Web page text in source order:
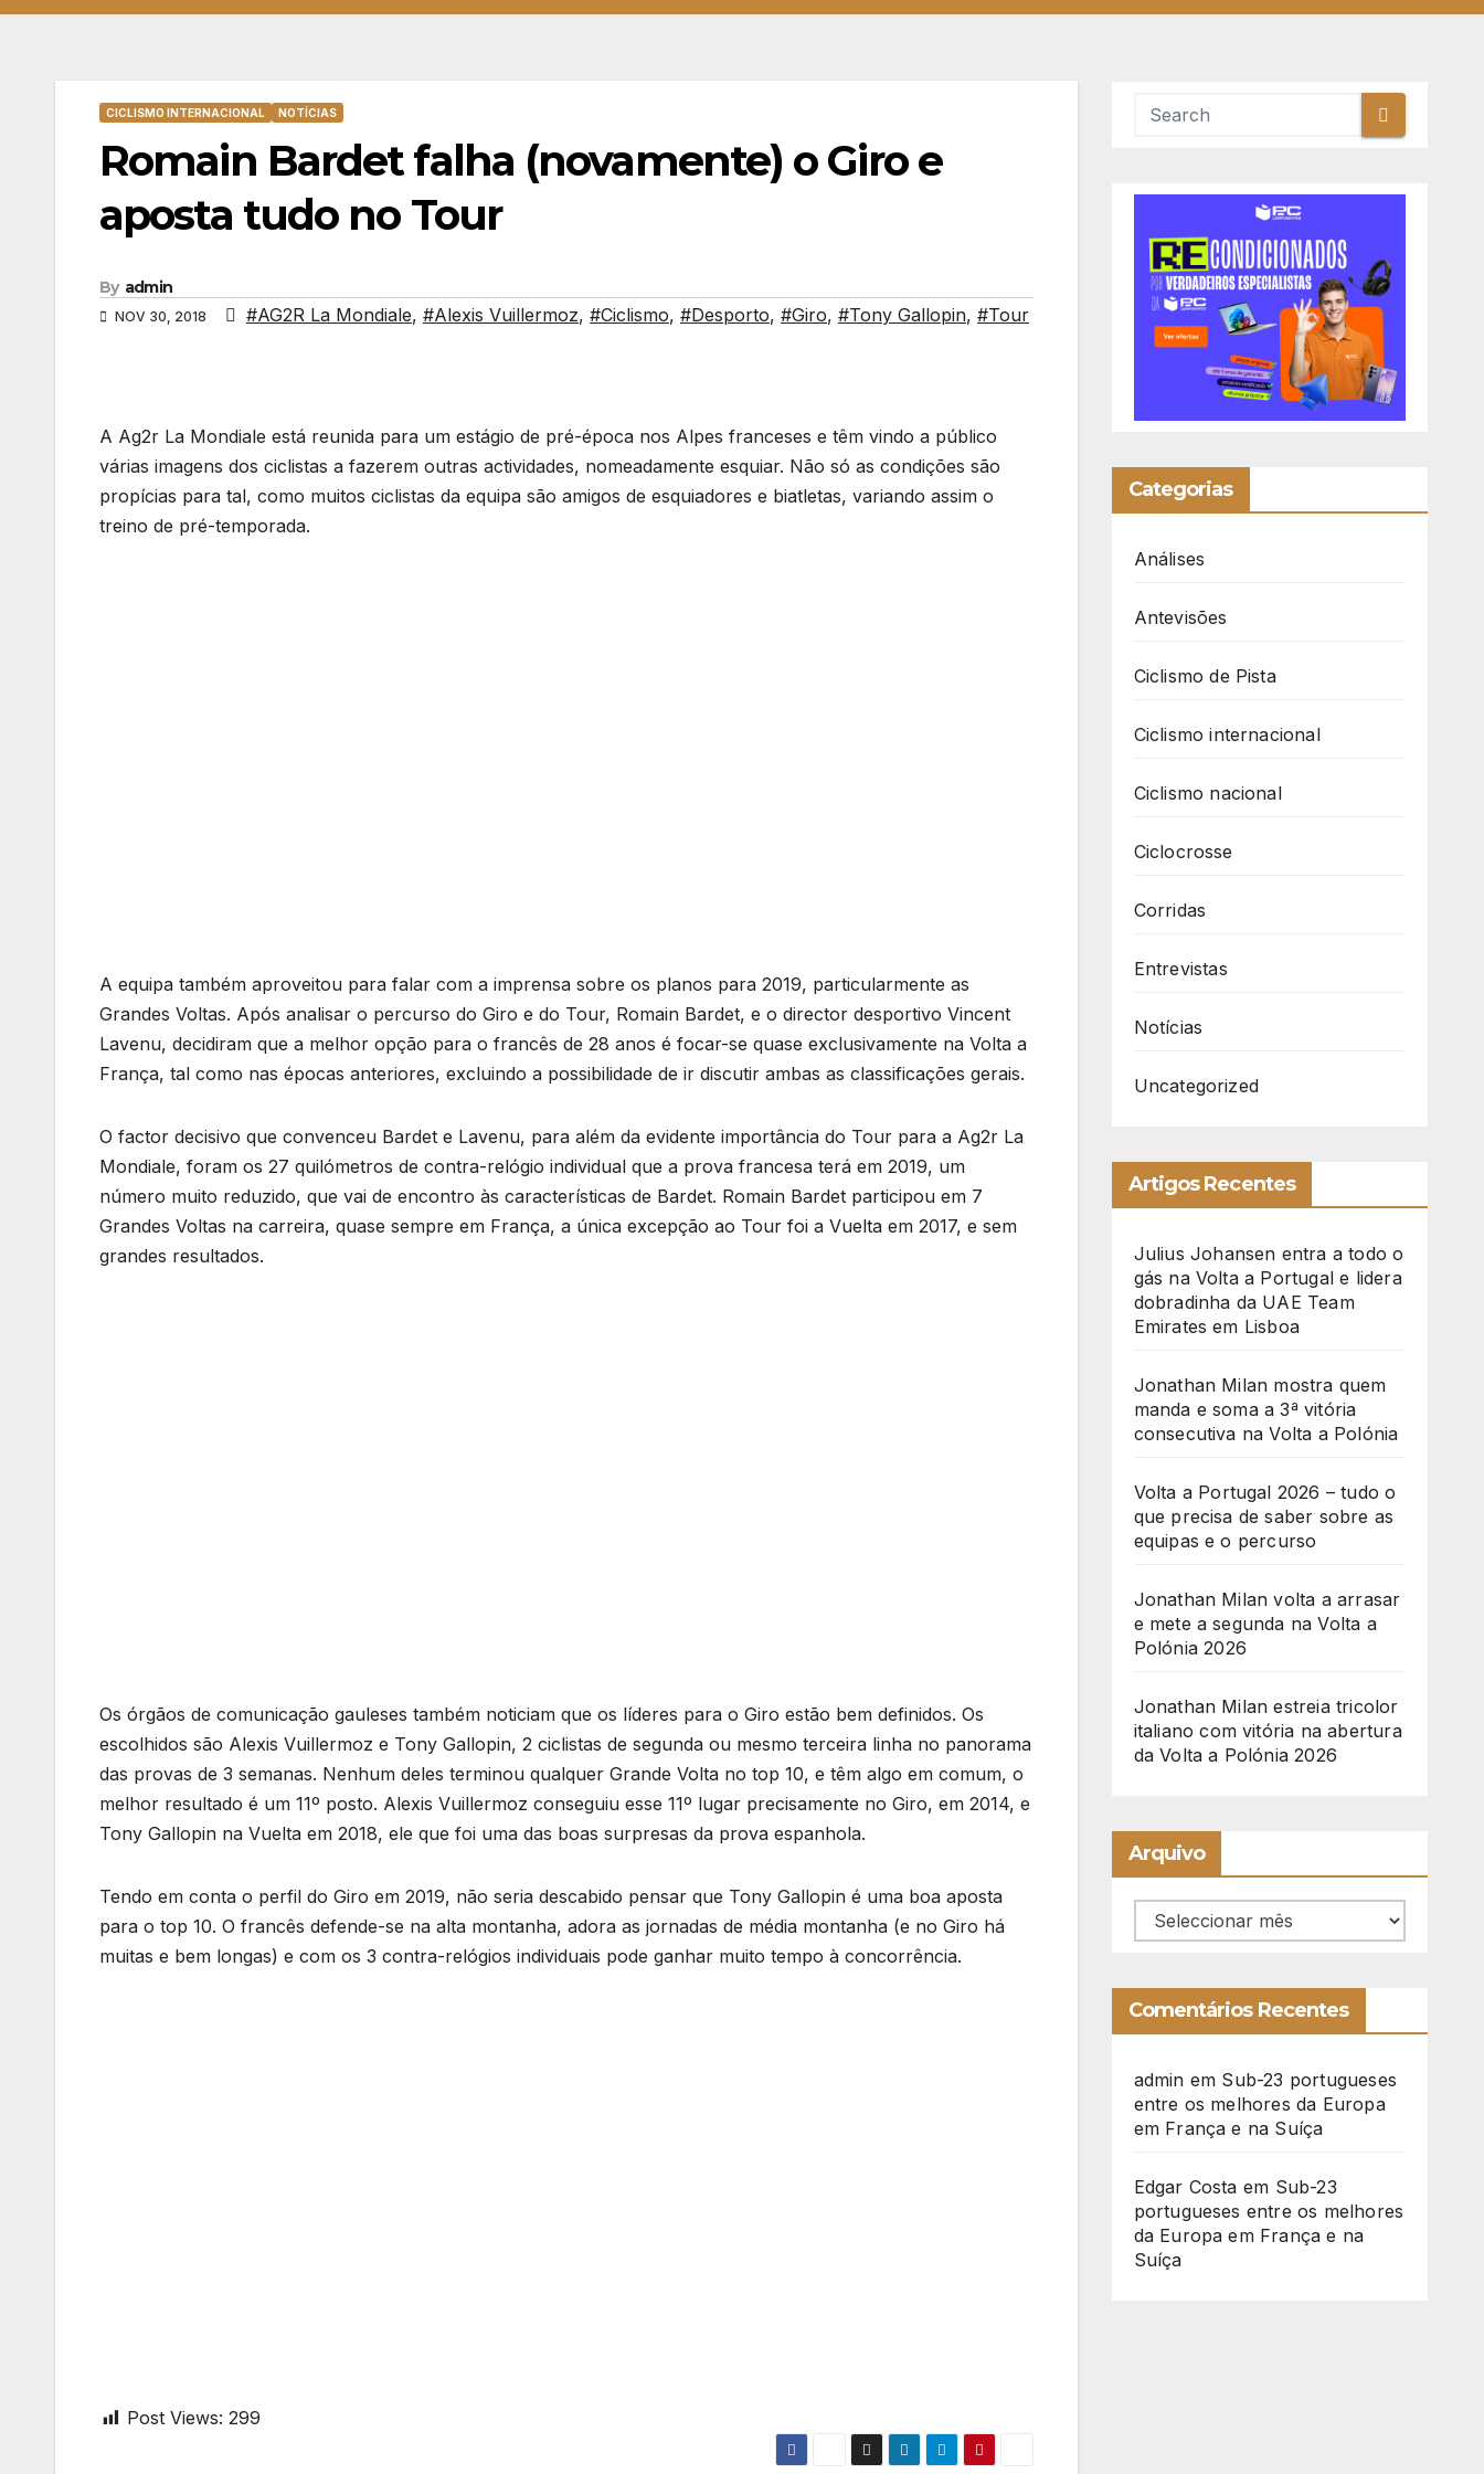
CICLISMO INTERNACIONAL NOTÍCIAS
Romain Bardet falha (novamente) o Giro e
aposta tudo no Tour
By admin
NOV 30, 2018 #AG2R La Mondiale, #Alexis Vuillermoz, #Ciclismo, #Desporto, #Giro, #Tony Gallopin, #Tour
A Ag2r La Mondiale está reunida para um estágio de pré-época nos Alpes franceses e têm vindo a público
várias imagens dos ciclistas a fazerem outras actividades, nomeadamente esquiar. Não só as condições são
propícias para tal, como muitos ciclistas da equipa são amigos de esquiadores e biatletas, variando assim o
treino de pré-temporada.
A equipa também aproveitou para falar com a imprensa sobre os planos para 2019, particularmente as
Grandes Voltas. Após analisar o percurso do Giro e do Tour, Romain Bardet, e o director desportivo Vincent
Lavenu, decidiram que a melhor opção para o francês de 28 anos é focar-se quase exclusivamente na Volta a
França, tal como nas épocas anteriores, excluindo a possibilidade de ir discutir ambas as classificações gerais.
O factor decisivo que convenceu Bardet e Lavenu, para além da evidente importância do Tour para a Ag2r La
Mondiale, foram os 27 quilómetros de contra-relógio individual que a prova francesa terá em 2019, um
número muito reduzido, que vai de encontro às características de Bardet. Romain Bardet participou em 7
Grandes Voltas na carreira, quase sempre em França, a única excepção ao Tour foi a Vuelta em 2017, e sem
grandes resultados.
Os órgãos de comunicação gauleses também noticiam que os líderes para o Giro estão bem definidos. Os
escolhidos são Alexis Vuillermoz e Tony Gallopin, 2 ciclistas de segunda ou mesmo terceira linha no panorama
das provas de 3 semanas. Nenhum deles terminou qualquer Grande Volta no top 10, e têm algo em comum, o
melhor resultado é um 11º posto. Alexis Vuillermoz conseguiu esse 11º lugar precisamente no Giro, em 2014, e
Tony Gallopin na Vuelta em 2018, ele que foi uma das boas surpresas da prova espanhola.
Tendo em conta o perfil do Giro em 2019, não seria descabido pensar que Tony Gallopin é uma boa aposta
para o top 10. O francês defende-se na alta montanha, adora as jornadas de média montanha (e no Giro há
muitas e bem longas) e com os 3 contra-relógios individuais pode ganhar muito tempo à concorrência.
Post Views: 299
Categorias
Análises
Antevisões
Ciclismo de Pista
Ciclismo internacional
Ciclismo nacional
Ciclocrosse
Corridas
Entrevistas
Notícias
Uncategorized
Artigos Recentes
Julius Johansen entra a todo o
gás na Volta a Portugal e lidera
dobradinha da UAE Team
Emirates em Lisboa
Jonathan Milan mostra quem
manda e soma a 3ª vitória
consecutiva na Volta a Polónia
Volta a Portugal 2026 – tudo o
que precisa de saber sobre as
equipas e o percurso
Jonathan Milan volta a arrasar
e mete a segunda na Volta a
Polónia 2026
Jonathan Milan estreia tricolor
italiano com vitória na abertura
da Volta a Polónia 2026
Arquivo
Arquivo
Comentários Recentes
admin em Sub-23 portugueses
entre os melhores da Europa
em França e na Suíça
Edgar Costa em Sub-23
portugueses entre os melhores
da Europa em França e na
Suíça